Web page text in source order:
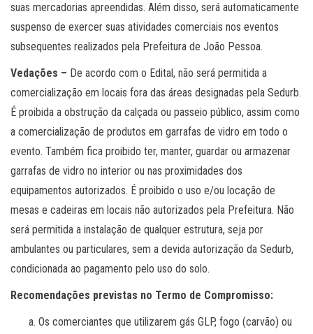
suas mercadorias apreendidas. Além disso, será automaticamente
suspenso de exercer suas atividades comerciais nos eventos
subsequentes realizados pela Prefeitura de João Pessoa.
Vedações – De acordo com o Edital, não será permitida a
comercialização em locais fora das áreas designadas pela Sedurb.
É proibida a obstrução da calçada ou passeio público, assim como
a comercialização de produtos em garrafas de vidro em todo o
evento. Também fica proibido ter, manter, guardar ou armazenar
garrafas de vidro no interior ou nas proximidades dos
equipamentos autorizados. É proibido o uso e/ou locação de
mesas e cadeiras em locais não autorizados pela Prefeitura. Não
será permitida a instalação de qualquer estrutura, seja por
ambulantes ou particulares, sem a devida autorização da Sedurb,
condicionada ao pagamento pelo uso do solo.
Recomendações previstas no Termo de Compromisso:
Os comerciantes que utilizarem gás GLP, fogo (carvão) ou